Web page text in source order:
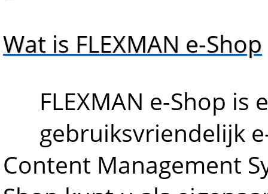
Wat is FLEXMAN e-Shop
FLEXMAN e-Shop is
gebruiksvriendelijk
Content Management